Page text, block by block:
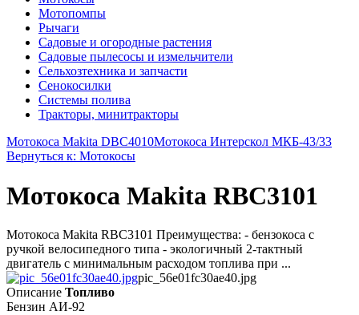
Мотопомпы
Рычаги
Садовые и огородные растения
Садовые пылесосы и измельчители
Сельхозтехника и запчасти
Сенокосилки
Системы полива
Тракторы, минитракторы
Мотокоса Makita DBC4010Мотокоса Интерскол МКБ-43/33
Вернуться к: Мотокосы
Мотокоса Makita RBC3101
Мотокоса Makita RBC3101 Преимущества: - бензокоса с
ручкой велосипедного типа - экологичный 2-тактный
двигатель с минимальным расходом топлива при ...
pic_56e01fc30ae40.jpg
Описание Топливо
Бензин АИ-92